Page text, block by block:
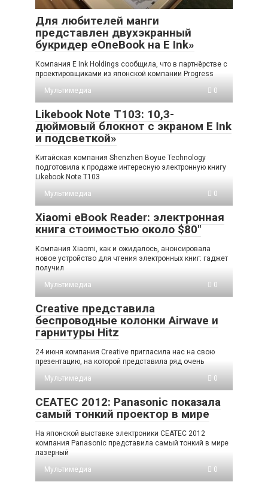
Для любителей манги
представлен двухэкранный
букридер eOneBook на E Ink»
Компания E Ink Holdings сообщила, что в партнёрстве с
проектировщиками из японской компании Progress
Мультимедиа
0
Likebook Note T103: 10,3-
дюймовый блокнот с экраном E Ink
и подсветкой»
Китайская компания Shenzhen Boyue Technology
подготовила к продаже интересную электронную книгу
Likebook Note T103
Мультимедиа
0
Xiaomi eBook Reader: электронная
книга стоимостью около $80″
Компания Xiaomi, как и ожидалось, анонсировала
новое устройство для чтения электронных книг: гаджет
получил
Мультимедиа
0
Creative представила
беспроводные колонки Airwave и
гарнитуры Hitz
24 июня компания Creative пригласила нас на свою
презентацию, на которой представила ряд очень
Мультимедиа
0
CEATEC 2012: Panasonic показала
самый тонкий проектор в мире
На японской выставке электроники CEATEC 2012
компания Panasonic представила самый тонкий в мире
лазерный
Мультимедиа
0